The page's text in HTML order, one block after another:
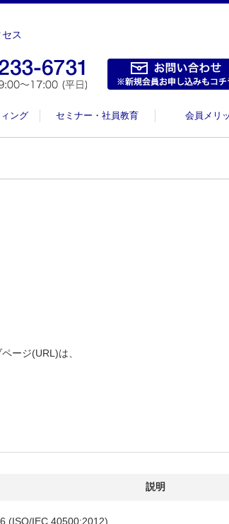
ス
ング セミナー・社員教育 会員メリ
ージ(URL)は、
説明
(ISO/IEC 40500:2012)